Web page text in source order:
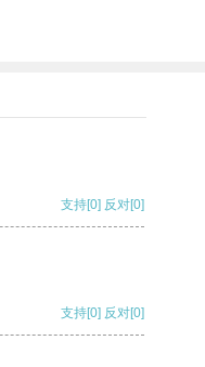
支持[0] 反对[0]
支持[0] 反对[0]